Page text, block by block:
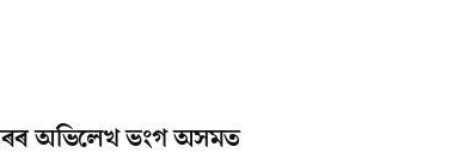
অভিলেখ ভংগ অসমত